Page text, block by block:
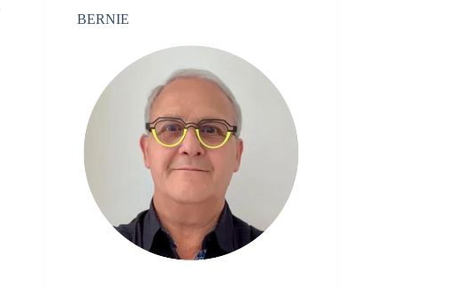
BERNIE